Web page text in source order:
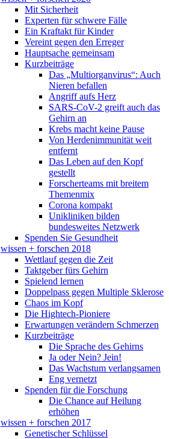
Mit Sicherheit
Experten für schwere Fälle
Ein Kraftakt für Kinder
Vereint gegen den Erreger
Hauptsache gemeinsam
Kurzbeiträge
Das „Multiorganvirus“: Auch
Nieren befallen
Angriff aufs Herz
SARS-CoV-2 greift auch das
Gehirn an
Krebs macht keine Pause
Von Herdenimmunität weit
entfernt
Das Leben auf den Kopf
gestellt
Forscherteams mit breitem
Themenmix
Corona kompakt
Unikliniken bilden
bundesweites Netzwerk
Spenden Sie Gesundheit
wissen + forschen 2018
Wettlauf gegen die Zeit
Taktgeber fürs Gehirn
Spielend lernen
Doppelpass gegen Multiple Sklerose
Chaos im Kopf
Die Hightech-Pioniere
Erwartungen verändern Schmerzen
Kurzbeiträge
Die Sprache des Gehirns
Ja oder Nein? Jein!
Das Wachstum verlangsamen
Eng vernetzt
Spenden für die Forschung
Die Chance auf Heilung
erhöhen
wissen + forschen 2017
Genetischer Schlüssel